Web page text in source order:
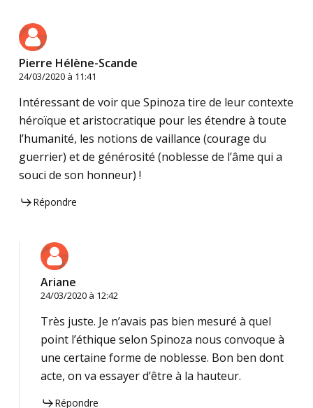
Pierre Hélène-Scande
24/03/2020 à 11:41
Intéressant de voir que Spinoza tire de leur contexte
héroïque et aristocratique pour les étendre à toute
l’humanité, les notions de vaillance (courage du
guerrier) et de générosité (noblesse de l’âme qui a
souci de son honneur) !
Répondre
Ariane
24/03/2020 à 12:42
Très juste. Je n’avais pas bien mesuré à quel
point l’éthique selon Spinoza nous convoque à
une certaine forme de noblesse. Bon ben dont
acte, on va essayer d’être à la hauteur.
Répondre